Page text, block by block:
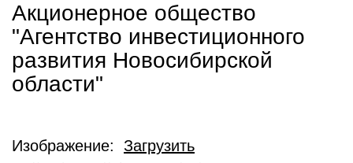
Акционерное общество
"Агентство инвестиционного
развития Новосибирской
области"
Изображение: Загрузить